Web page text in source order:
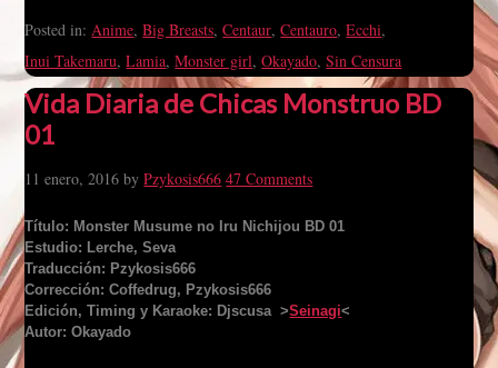
Posted in:Anime,Big Breasts,Centaur,Centauro,Ecchi,
Inui Takemaru,Lamia,Monster girl,Okayado,Sin Censura
Vida Diaria de Chicas Monstruo BD
01
11 enero, 2016 byPzykosis666 47 Comments
Título: Monster Musume no Iru Nichijou BD 01
Estudio: Lerche, Seva
Traducción: Pzykosis666
Corrección: Coffedrug, Pzykosis666
Edición, Timing y Karaoke: Djscusa >Seinagi<
Autor: Okayado